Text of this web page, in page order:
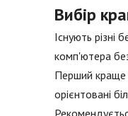
Вибір
Існують
комп'ютера
Перший краще
орієнтовані